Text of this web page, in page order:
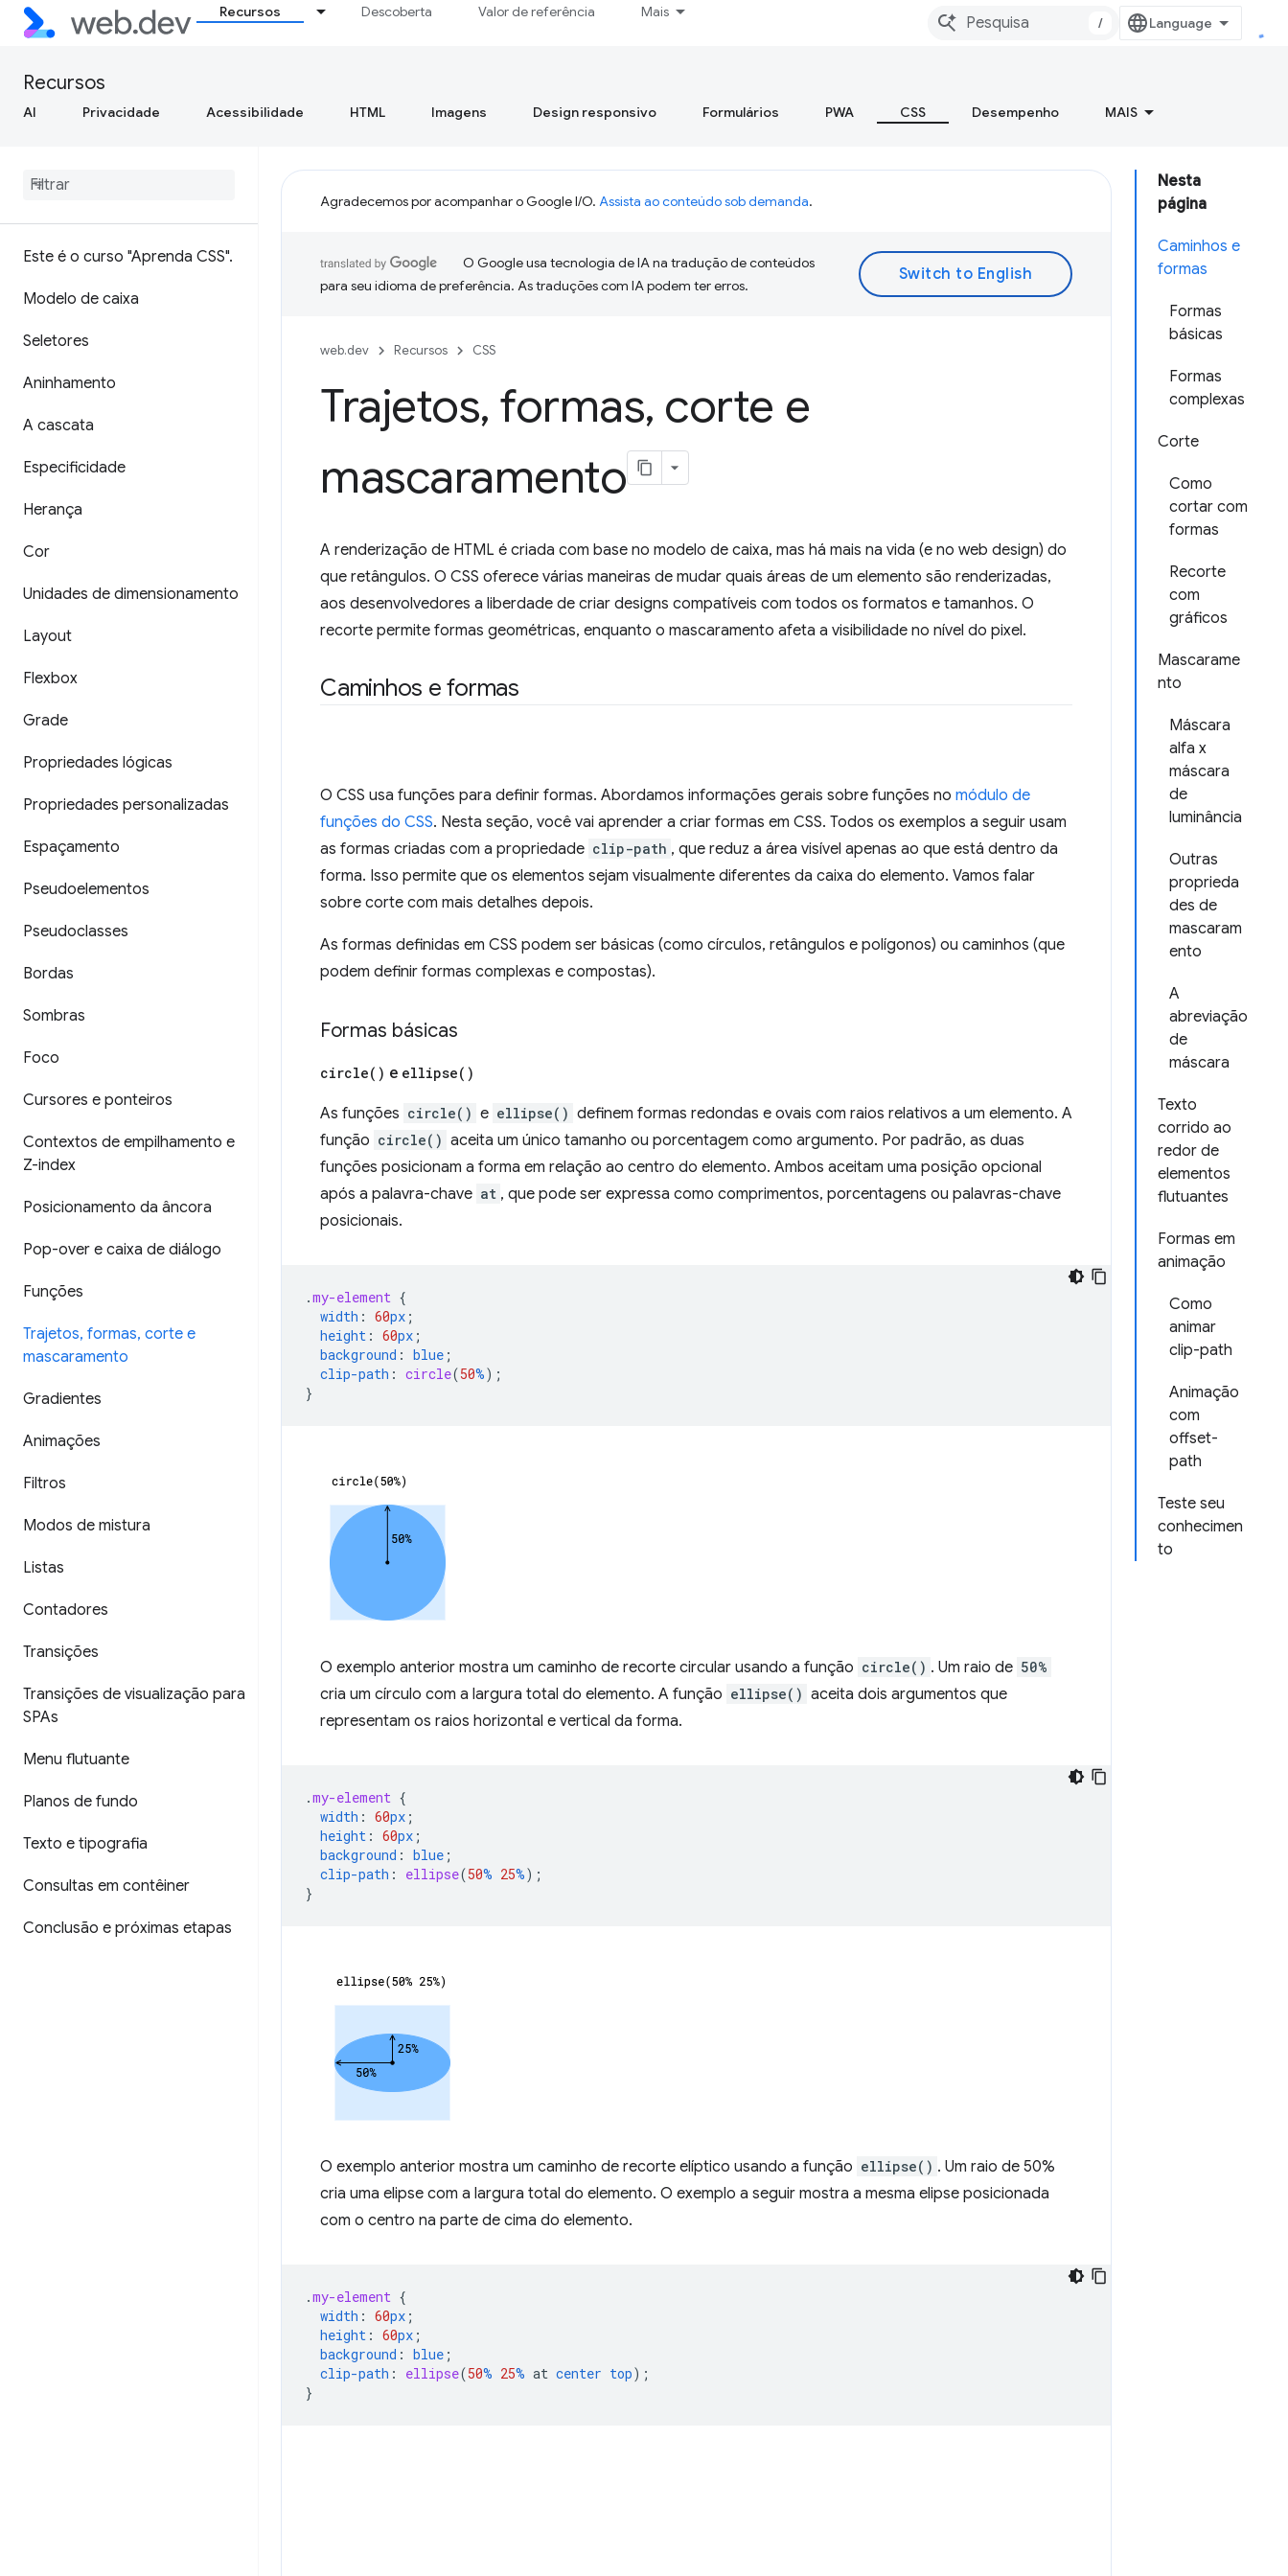
Recursos Descoberta Valor de referência Mais
/
Recursos
AI Privacidade Acessibilidade HTML Imagens Design responsivo Formulários PWA CSS Desempenho MAIS
Este é o curso "Aprenda CSS".
Modelo de caixa
Seletores
Aninhamento
A cascata
Especificidade
Herança
Cor
Unidades de dimensionamento
Layout
Flexbox
Grade
Propriedades lógicas
Propriedades personalizadas
Espaçamento
Pseudoelementos
Pseudoclasses
Bordas
Sombras
Foco
Cursores e ponteiros
Contextos de empilhamento e
Z-index
Posicionamento da âncora
Pop-over e caixa de diálogo
Funções
Trajetos, formas, corte e
mascaramento
Gradientes
Animações
Filtros
Modos de mistura
Listas
Contadores
Transições
Transições de visualização para
SPAs
Menu flutuante
Planos de fundo
Texto e tipografia
Consultas em contêiner
Conclusão e próximas etapas
Nesta
página
Caminhos e
formas
Formas
básicas
Formas
complexas
Corte
Como
cortar com
formas
Recorte
com
gráficos
Mascarame
nto
Máscara
alfa x
máscara
de
luminância
Outras
proprieda
des de
mascaram
ento
A
abreviação
de
máscara
Texto
corrido ao
redor de
elementos
flutuantes
Formas em
animação
Como
animar
clip-path
Animação
com
offset-
path
Teste seu
conhecimen
to
Agradecemos por acompanhar o Google I/O. Assista ao conteúdo sob demanda.
O Google usa tecnologia de IA na tradução de conteúdos
para seu idioma de preferência. As traduções com IA podem ter erros.
web.dev Recursos CSS
Trajetos, formas, corte e
mascaramento
A renderização de HTML é criada com base no modelo de caixa, mas há mais na vida (e no web design) do
que retângulos. O CSS oferece várias maneiras de mudar quais áreas de um elemento são renderizadas,
aos desenvolvedores a liberdade de criar designs compatíveis com todos os formatos e tamanhos. O
recorte permite formas geométricas, enquanto o mascaramento afeta a visibilidade no nível do pixel.
Caminhos e formas
O CSS usa funções para definir formas. Abordamos informações gerais sobre funções no módulo de
funções do CSS. Nesta seção, você vai aprender a criar formas em CSS. Todos os exemplos a seguir usam
as formas criadas com a propriedade clip-path , que reduz a área visível apenas ao que está dentro da
forma. Isso permite que os elementos sejam visualmente diferentes da caixa do elemento. Vamos falar
sobre corte com mais detalhes depois.
As formas definidas em CSS podem ser básicas (como círculos, retângulos e polígonos) ou caminhos (que
podem definir formas complexas e compostas).
Formas básicas
circle( ) e ellipse( )
As funções circle() e ellipse() definem formas redondas e ovais com raios relativos a um elemento. A
função circle() aceita um único tamanho ou porcentagem como argumento. Por padrão, as duas
funções posicionam a forma em relação ao centro do elemento. Ambos aceitam uma posição opcional
após a palavra-chave at , que pode ser expressa como comprimentos, porcentagens ou palavras-chave
posicionais.
.my-element {
width : 60px ;
height : 60px ;
background : blue ;
clip-path : circle(50%);
}
O exemplo anterior mostra um caminho de recorte circular usando a função circle() . Um raio de 50%
cria um círculo com a largura total do elemento. A função ellipse() aceita dois argumentos que
representam os raios horizontal e vertical da forma.
.my-element {
width : 60px ;
height : 60px ;
background : blue ;
clip-path : ellipse(50% 25%);
}
O exemplo anterior mostra um caminho de recorte elíptico usando a função ellipse() . Um raio de 50%
cria uma elipse com a largura total do elemento. O exemplo a seguir mostra a mesma elipse posicionada
com o centro na parte de cima do elemento.
.my-element {
width : 60px ;
height : 60px ;
background : blue ;
clip-path : ellipse(50% 25% at center top);
}